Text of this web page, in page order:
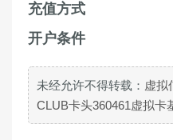
充值方式
开户条件
未经允许不得转载： 虚拟
CLUB卡头360461虚拟卡